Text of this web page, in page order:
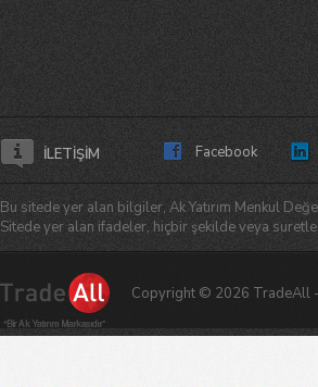
İLETİŞİM Facebook
Bu sitede yer alan bilgiler, Ak Yatırım Menkul
Sitede yer alan ifadeler, hiçbir şekilde veya
Copyright © 2026 TradeAll -